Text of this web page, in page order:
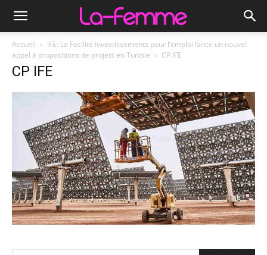
Accueil
IFE: La Facilité Investissements pour l’emploi lance un nouvel
appel à propositions de projets en Tunisie
CP IFE
CP IFE